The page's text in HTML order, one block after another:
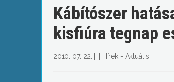
Kábítószer
kisfiúra tegnap
2010. 07. 22. Hírek - Aktuális